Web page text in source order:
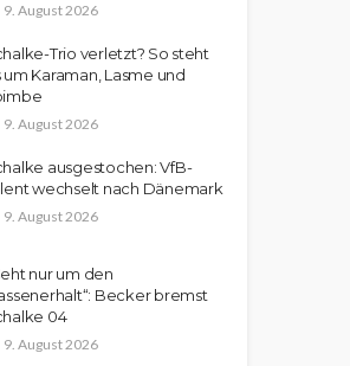
9. August 2026
Trio verletzt? So steht
um Karaman, Lasme und
9. August 2026
ausgestochen: VfB-
wechselt nach Dänemark
9. August 2026
nur um den
Becker bremst
04
9. August 2026